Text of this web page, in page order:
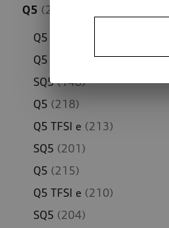
Q5 (294)
Q5
Q5 hybrid
(133)
SQ5(148)
Q5 (218)
Q5 TFSI e (213)
SQ5 (201)
Q5 (215)
Q5 TFSI e (210)
SQ5 (204)